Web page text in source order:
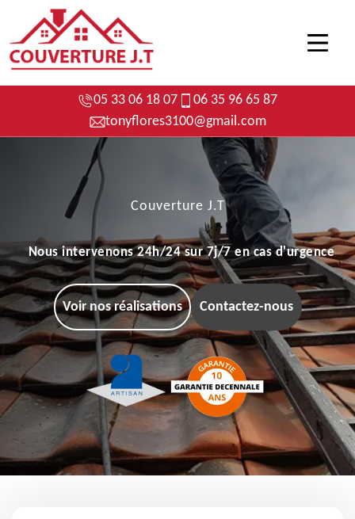
05 33 06 18 07
06 35 96 65 87
tonyflores3100@gmail.com
Couverture J.T
Nous intervenons 24h/24 sur 7j/7 en cas d'urgence
Voir nos réalisations Contactez-nous